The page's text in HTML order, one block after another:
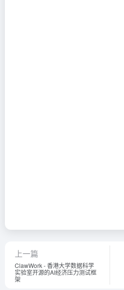
上一篇
ClawWork - 香港大学数据科学
实验室开源的AI经济压力测试框
架